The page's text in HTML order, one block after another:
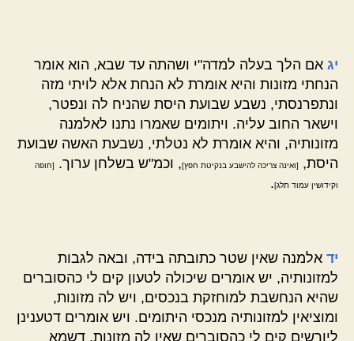
יג אם הלך בעלה למדה"י ושהתה עד שבא, הוא אומר
הנחתי מזונות והיא אומרת לא הנחת אלא לויתי מזה
ונתפרנסתי, נשבע שבועת היסת שהניח לה ונפטר,
וישאר החוב עליה. ויתומים שאמרו נתנו לאלמנה
מזונותיה, והיא אומרת לא נטלתי, נשבעת האשה שבועת
היסת,
[ואינה צריכה להישבע בנקיטת חפץ], וכמ"ש בשלחן ערוך. [חופה
וקידושין עמוד תלג].
יד אלמנה שאין שטר כתובתה בידה, ובאה לגבות
למזונותיה, יש אומרים שיכולה לטעון קים לי כהסוברים
שהיא הנחשבת למוחזקת בנכסים, ויש לה מזונות,
ומוציאין למזונותיה מנכסי היתומים. ויש אומרים דטענינן
ליורשים קים לי כהסוברים שאין לה מזונות, דשמא